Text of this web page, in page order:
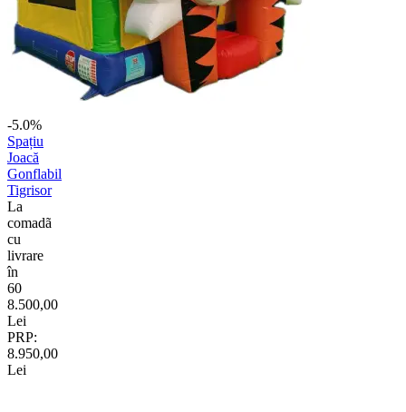
-5.0%
Spațiu
Joacă
Gonflabil
Tigrisor
La
comadã
cu
livrare
în
60
8.500,00
Lei
PRP:
8.950,00
Lei